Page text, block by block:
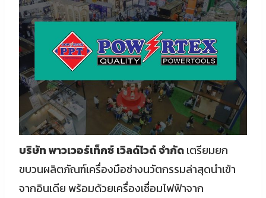
บริษัท พาวเวอร์เท็กซ์ เวิลด์ไวด์ จำกัดเตรียมยก
ขบวนผลิตภัณฑ์เครื่องมือช่างนวัตกรรมล่าสุดนำเข้า
จากอินเดีย พร้อมด้วยเครื่องเชื่อมไฟฟ้าจาก